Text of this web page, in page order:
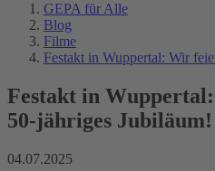
GEPA für Alle
Blog
Filme
Festakt in Wuppertal: Wir
Festakt in
50-jähriges Jubiläum!
04.07.2025